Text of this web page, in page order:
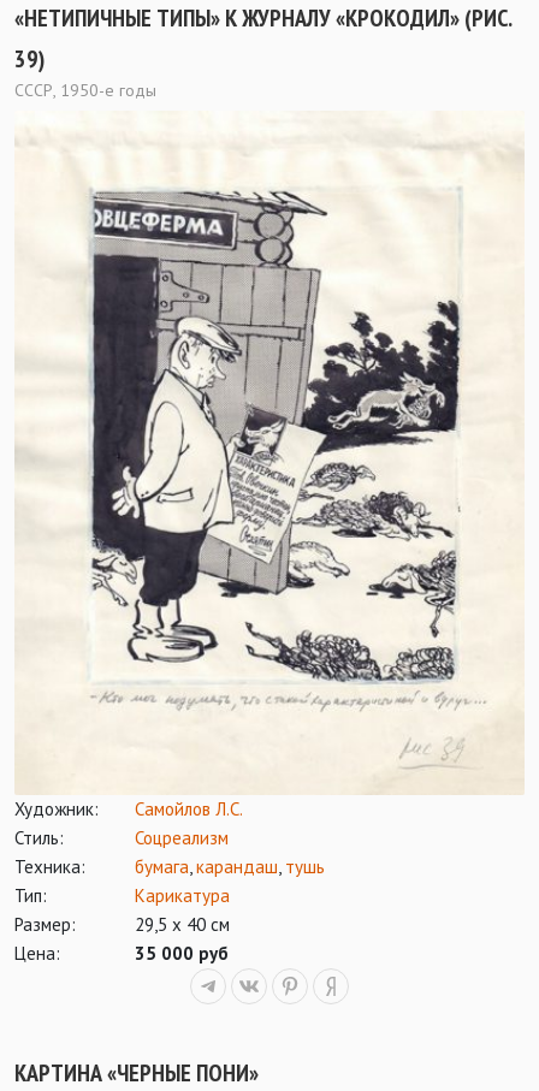
«НЕТИПИЧНЫЕ ТИПЫ» К ЖУРНАЛУ «КРОКОДИЛ» (РИС.
39)
СССР, 1950-е годы
Художник:
Самойлов Л.С.
Стиль:
Соцреализм
Техника:
бумага,карандаш, тушь
Тип:
Карикатура
Размер:
29,5 х 40 см
Цена:
35 000 руб
КАРТИНА «ЧЕРНЫЕ ПОНИ»